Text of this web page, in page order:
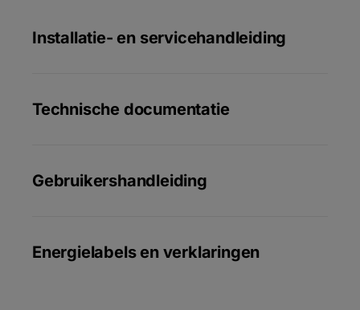
Installatie- en servicehandleiding
Technische documentatie
Gebruikershandleiding
Energielabels en verklaringen